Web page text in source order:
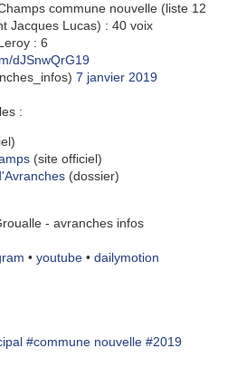
commune nouvelle (liste 12
Jacques Lucas) : 40 voix
: 6
dJSnwQrG19
7 janvier 2019
:
(site officiel)
(dossier)
- avranches infos
• youtube • dailymotion
#commune nouvelle #2019